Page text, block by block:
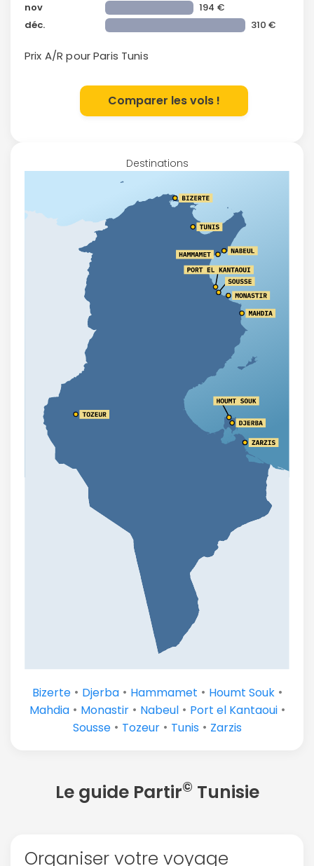
nov
194 €
déc.
310 €
Prix A/R pour Paris Tunis
Comparer les vols !
Destinations
Bizerte• Djerba• Hammamet • Houmt Souk•
Mahdia• Monastir• Nabeul• Port el Kantaoui•
Sousse• Tozeur• Tunis • Zarzis
Le guide Partir© Tunisie
Organiser votre voyage